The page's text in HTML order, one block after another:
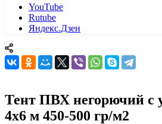
YouTube
Rutube
Яндекс.Дзен
Тент ПВХ негорючий с
4х6 м 450-500 гр/м2